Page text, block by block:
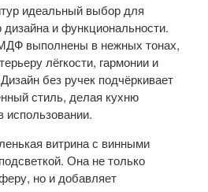
идеальный выбор для
дизайна и функциональности.
выполнены в нежных тонах,
лёгкости, гармонии и
без ручек подчёркивает
стиль, делая кухню
использовании.
витрина с винными
Она не только
но и добавляет